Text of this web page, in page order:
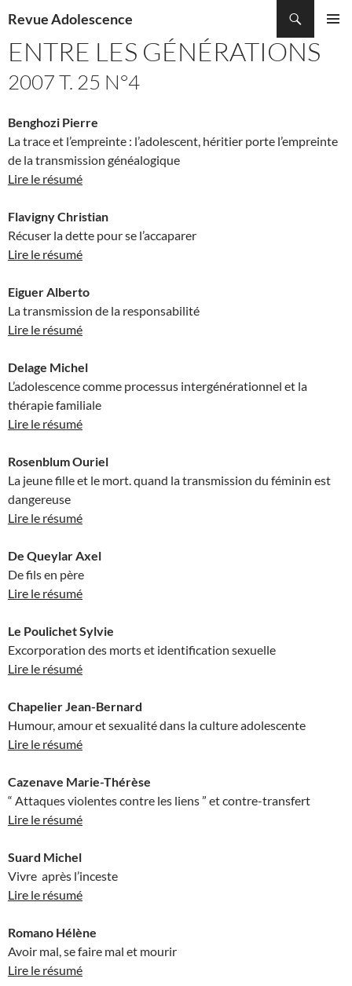
Revue Adolescence
AU
CONTENU
ENTRE LES GÉNÉRATIONS
2007 T. 25 N°4
Benghozi Pierre
La trace et l’empreinte : l’adolescent, héritier porte l’empreinte
de la transmission généalogique
Lire le résumé
Flavigny Christian
Récuser la dette pour se l’accaparer
Lire le résumé
Eiguer Alberto
La transmission de la responsabilité
Lire le résumé
Delage Michel
L’adolescence comme processus intergénérationnel et la
thérapie familiale
Lire le résumé
Rosenblum Ouriel
La jeune fille et le mort. quand la transmission du féminin est
dangereuse
Lire le résumé
De Queylar Axel
De fils en père
Lire le résumé
Le Poulichet Sylvie
Excorporation des morts et identification sexuelle
Lire le résumé
Chapelier Jean-Bernard
Humour, amour et sexualité dans la culture adolescente
Lire le résumé
Cazenave Marie-Thérèse
“ Attaques violentes contre les liens ” et contre-transfert
Lire le résumé
Suard Michel
Vivre après l’inceste
Lire le résumé
Romano Hélène
Avoir mal, se faire mal et mourir
Lire le résumé